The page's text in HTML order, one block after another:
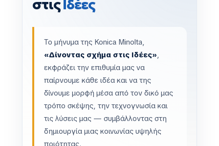
στις Ιδέες
Το μήνυμα της Konica Minolta,
«Δίνοντας σχήμα στις Ιδέες»,
εκφράζει την επιθυμία μας να
παίρνουμε κάθε ιδέα και να της
δίνουμε μορφή μέσα από τον δικό μας
τρόπο σκέψης, την τεχνογνωσία και
τις λύσεις μας — συμβάλλοντας στη
δημιουργία μιας κοινωνίας υψηλής
ποιότητας.